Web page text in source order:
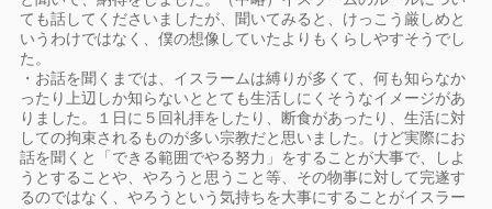
ても話してくださいましたが、聞いてみると、けっこう厳しめと
いうわけではなく、僕の想像していたよりもくらしやすそうでし
た。
・お話を聞くまでは、イスラームは縛りが多くて、何も知らなか
ったり上辺しか知らないととても生活しにくそうなイメージがあ
りました。１日に５回礼拝をしたり、断食があったり、生活に対
しての拘束されるものが多い宗教だと思いました。けど実際にお
話を聞くと「できる範囲でやる努力」をすることが大事で、しよ
うとすることや、やろうと思うこと等、その物事に対して完遂す
るのではなく、やろうという気持ちを大事にすることがイスラー